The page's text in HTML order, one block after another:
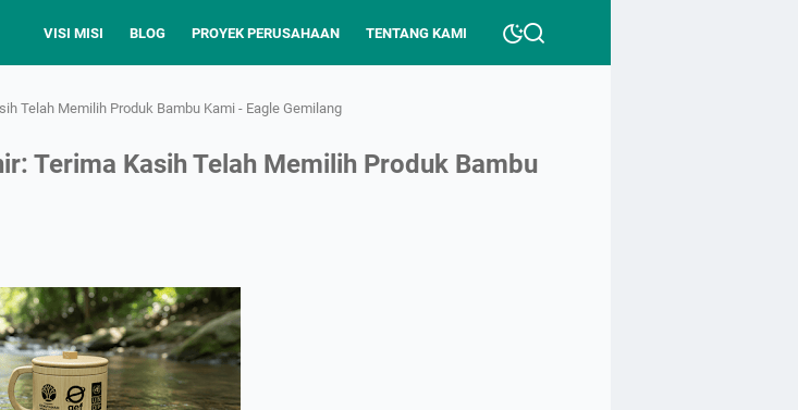
VISI MISI BLOG PROYEK PERUSAHAAN TENTANG KAMI
Telah Memilih Produk Bambu Kami - Eagle Gemilang
Terima Kasih Telah Memilih Produk Bambu